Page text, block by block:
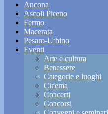
Ancona
Ascoli Piceno
Fermo
Macerata
Pesaro-Urbino
Eventi
Arte e cultura
Benessere
Categorie e luoghi
Cinema
Concerti
Concorsi
Convegni e seminari